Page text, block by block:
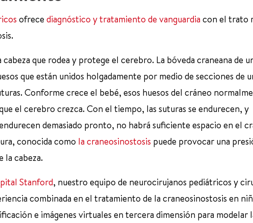
ofrece diagnóstico y tratamiento de vanguardia con el trato
que rodea y protege el cerebro. La bóveda craneana de
que están unidos holgadamente por medio de secciones de
Conforme crece el bebé, esos huesos del cráneo
el cerebro crezca. Con el tiempo, las suturas se endurecen, y
demasiado pronto, no habrá suficiente espacio en el
conocida como la craneosinostosis puede provocar una
la cabeza.
Stanford, nuestro equipo de neurocirujanos pediátricos y
combinada en el tratamiento de la craneosinostosis en
e imágenes virtuales en tercera dimensión para modelar